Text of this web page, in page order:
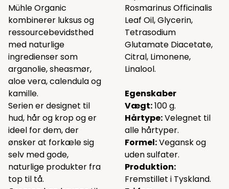
Mühle Organic
kombinerer luksus og
ressourcebevidsthed
med naturlige
ingredienser som
arganolie, sheasmør,
aloe vera, calendula og
kamille.
Serien er designet til
hud, hår og krop og er
ideel for dem, der
ønsker at forkæle sig
selv med gode,
naturlige produkter fra
top til tå.
Rosmarinus Officinalis
Leaf Oil, Glycerin,
Tetrasodium
Glutamate Diacetate,
Citral, Limonene,
Linalool.
Egenskaber
Vægt:100 g.
Hårtype:Velegnet til
alle hårtyper.
Formel:Vegansk og
uden sulfater.
Produktion:
Fremstillet i Tyskland.